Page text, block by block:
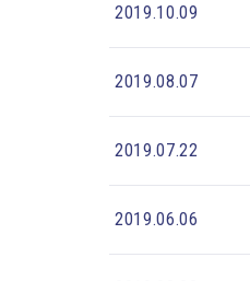
2019.10.09
2019.08.07
2019.07.22
2019.06.06